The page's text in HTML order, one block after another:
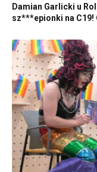
Damian Garlicki u
sz***epionki na C19!